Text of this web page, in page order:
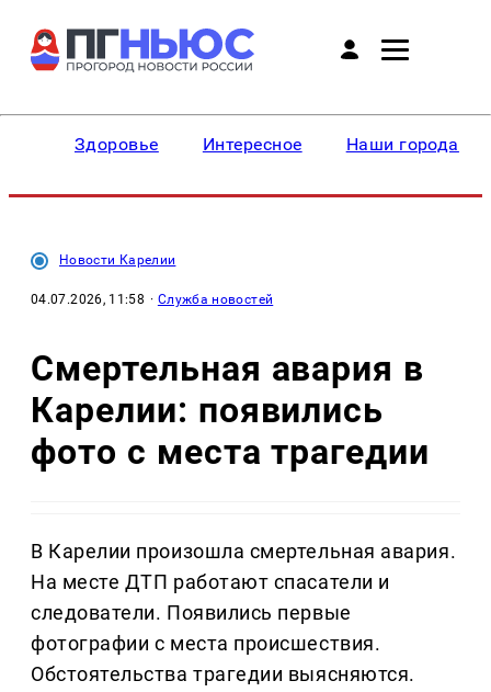
Здоровье Интересное Наши города
Новости Карелии
04.07.2026, 11:58 · Служба новостей
Смертельная авария в
Карелии: появились
фото с места трагедии
В Карелии произошла смертельная авария.
На месте ДТП работают спасатели и
следователи. Появились первые
фотографии с места происшествия.
Обстоятельства трагедии выясняются.